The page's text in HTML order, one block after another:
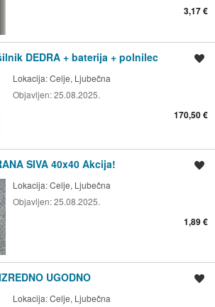
3,17 €
DEDRA + baterija + polnilec
Lokacija:Celje, Ljubečna
Objavljen:25.08.2025.
170,50 €
SIVA 40x40 Akcija!
Lokacija:Celje, Ljubečna
Objavljen:25.08.2025.
1,89 €
UGODNO
Lokacija:Celje, Ljubečna